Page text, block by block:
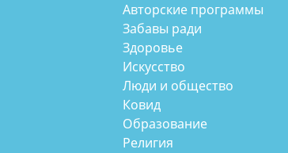
Авторские программы
Забавы ради
Здоровье
Искусство
Люди и общество
Ковид
Образование
Религия